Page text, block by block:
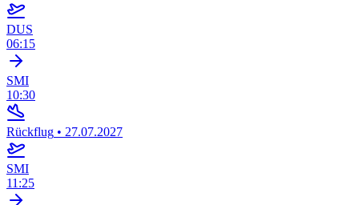
DUS
06:15
SMI
10:30
Rückflug • 27.07.2027
SMI
11:25